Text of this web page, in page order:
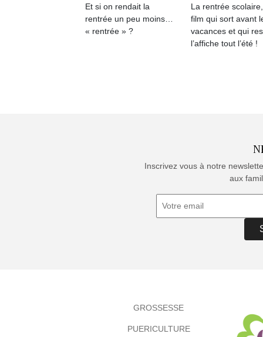
Et si on rendait la
rentrée un peu moins…
« rentrée » ?
La rentrée
film qui sort avant
vacances et qui
l’affiche tout l’été !
Inscrivez vous à notre
aux
GROSSESSE
PUERICULTURE